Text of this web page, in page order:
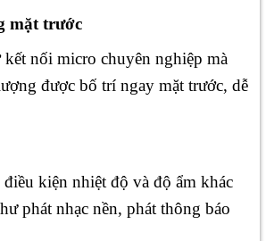
mặt trước
nối micro chuyên nghiệp mà
được bố trí ngay mặt trước, dễ
kiện nhiệt độ và độ ẩm khác
phát nhạc nền, phát thông báo